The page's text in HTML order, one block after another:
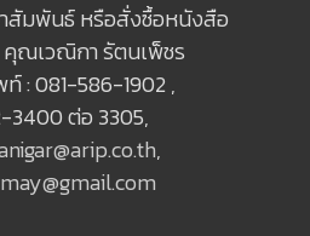
สัมพันธ์ หรือสั่งซื้อหนังสือ
ณเวณิกา รัตนเพ็ชร
: 081-586-1902 ,
ต่อ 3305,
,